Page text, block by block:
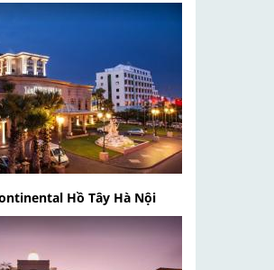
Hồ Tây Hà Nội